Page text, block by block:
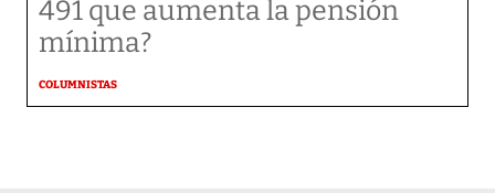
491 que aumenta la pensión
mínima?
COLUMNISTAS